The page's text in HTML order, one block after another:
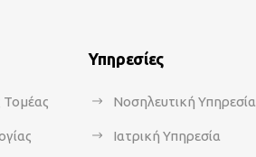
Τομέας
Υπηρεσίες
Νοσηλευτική Υπηρεσία
Ιατρική Υπηρεσία